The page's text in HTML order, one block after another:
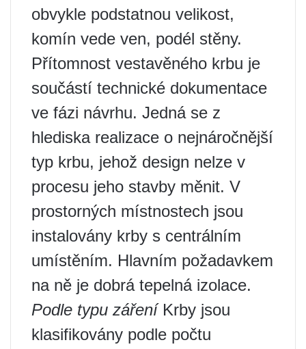
obvykle podstatnou velikost,
komín vede ven, podél stěny.
Přítomnost vestavěného krbu je
součástí technické dokumentace
ve fázi návrhu. Jedná se z
hlediska realizace o nejnáročnější
typ krbu, jehož design nelze v
procesu jeho stavby měnit. V
prostorných místnostech jsou
instalovány krby s centrálním
umístěním. Hlavním požadavkem
na ně je dobrá tepelná izolace.
Podle typu zářeníKrby jsou
klasifikovány podle počtu